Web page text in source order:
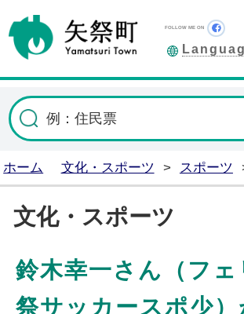
矢祭
FOLLOW ME ON
ホーム 文化・スポーツ > スポーツ
文化・スポーツ
鈴木幸一さん（フ
祭サッカースポ少